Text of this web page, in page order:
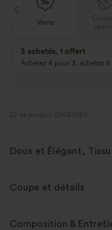
Vente
3 achetés, 1 offert
Achetez 4 pour 3, achetez 8
ID de produit 02653089
Doux et Élégant,
est frais au toucher.
Coupe et détails
Près du corps Short
Composition &